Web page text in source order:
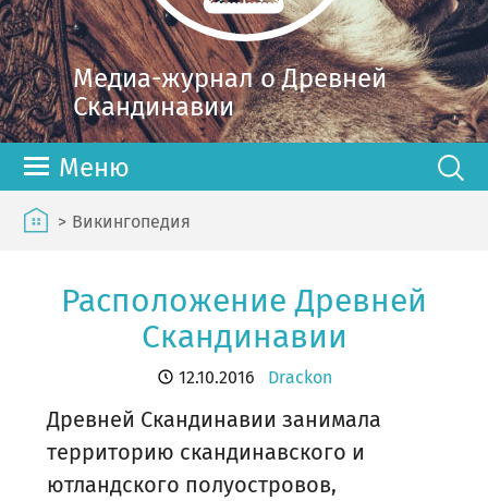
Медиа-журнал о Древней
Скандинавии
Меню
> Викингопедия
Расположение Древней
Скандинавии
12.10.2016 Drackon
Древней Скандинавии занимала
территорию скандинавского и
ютландского полуостровов,